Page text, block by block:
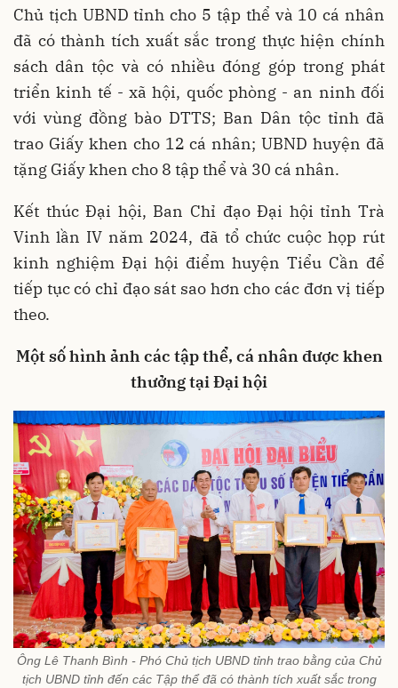
Chủ tịch UBND tỉnh cho 5 tập thể và 10 cá nhân
đã có thành tích xuất sắc trong thực hiện chính
sách dân tộc và có nhiều đóng góp trong phát
triển kinh tế - xã hội, quốc phòng - an ninh đối
với vùng đồng bào DTTS; Ban Dân tộc tỉnh đã
trao Giấy khen cho 12 cá nhân; UBND huyện đã
tặng Giấy khen cho 8 tập thể và 30 cá nhân.
Kết thúc Đại hội, Ban Chỉ đạo Đại hội tỉnh Trà
Vinh lần IV năm 2024, đã tổ chức cuộc họp rút
kinh nghiệm Đại hội điểm huyện Tiểu Cần để
tiếp tục có chỉ đạo sát sao hơn cho các đơn vị tiếp
theo.
Một số hình ảnh các tập thể, cá nhân được khen
thưởng tại Đại hội
Ông Lê Thanh Bình - Phó Chủ tịch UBND tỉnh trao bằng của Chủ
tịch UBND tỉnh đến các Tập thể đã có thành tích xuất sắc trong